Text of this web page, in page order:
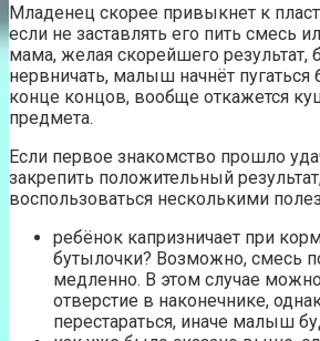
Младенец скорее привыкнет к
если не заставлять его пить смесь
мама, желая скорейшего результат,
нервничать, малыш начнёт пугаться
конце концов, вообще откажется
предмета.
Если первое знакомство прошло
закрепить положительный
воспользоваться несколькими
ребёнок капризничает при
бутылочки? Возможно, смесь
медленно. В этом случае
отверстие в наконечнике,
перестараться, иначе малыш